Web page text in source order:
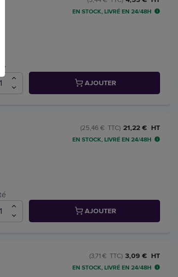
EN STOCK, LIVRÉ EN 24/48H
AJOUTER
21,22 € HT
(25,46 € TTC)
EN STOCK, LIVRÉ EN 24/48H
AJOUTER
3,09 € HT
(3,71 € TTC)
EN STOCK, LIVRÉ EN 24/48H